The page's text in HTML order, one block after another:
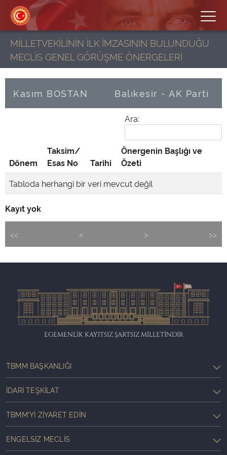
MİLLETVEKİLİNİN İLK İMZASININ BULUNDUĞU
MECLİS GENEL GÖRÜŞME ÖNERGELERİ
Kasım BOSTAN Balıkesir - AK Parti
Ara:
Dönem
Taksim/
Esas No
Tarihi
Önergenin Başlığı ve
Özeti
Tabloda herhangi bir veri mevcut değil
Kayıt yok
<< < > >>
EGEMENLİK KAYITSIZ ŞARTSIZ MİLLETİNDİR
TBMM BAŞKANLIĞI
İDARI TEŞKILAT
TBMM'YI ZIYARET EDIN
ENGELSIZ MECLIS